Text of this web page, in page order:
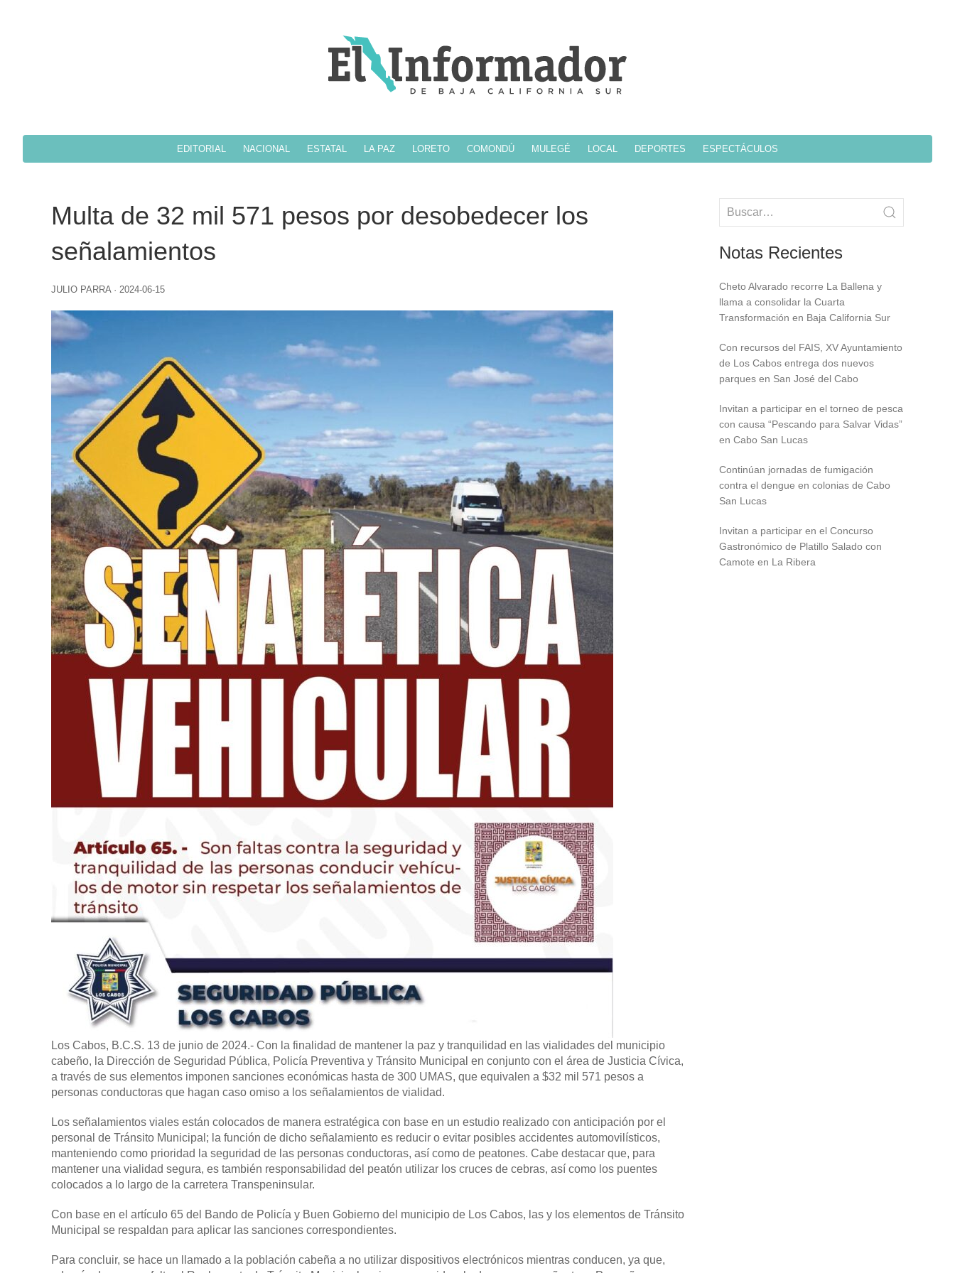
EDITORIAL NACIONAL ESTATAL LA PAZ LORETO COMONDÚ MULEGÉ LOCAL DEPORTES ESPECTÁCULOS
Multa de 32 mil 571 pesos por desobedecer los
señalamientos
JULIO PARRA · 2024-06-15
Los Cabos, B.C.S. 13 de junio de 2024.- Con la finalidad de mantener la paz y tranquilidad en las vialidades del municipio
cabeño, la Dirección de Seguridad Pública, Policía Preventiva y Tránsito Municipal en conjunto con el área de Justicia Cívica,
a través de sus elementos imponen sanciones económicas hasta de 300 UMAS, que equivalen a $32 mil 571 pesos a
personas conductoras que hagan caso omiso a los señalamientos de vialidad.
Los señalamientos viales están colocados de manera estratégica con base en un estudio realizado con anticipación por el
personal de Tránsito Municipal; la función de dicho señalamiento es reducir o evitar posibles accidentes automovilísticos,
manteniendo como prioridad la seguridad de las personas conductoras, así como de peatones. Cabe destacar que, para
mantener una vialidad segura, es también responsabilidad del peatón utilizar los cruces de cebras, así como los puentes
colocados a lo largo de la carretera Transpeninsular.
Con base en el artículo 65 del Bando de Policía y Buen Gobierno del municipio de Los Cabos, las y los elementos de Tránsito
Municipal se respaldan para aplicar las sanciones correspondientes.
Para concluir, se hace un llamado a la población cabeña a no utilizar dispositivos electrónicos mientras conducen, ya que,
Notas Recientes
Cheto Alvarado recorre La Ballena y
llama a consolidar la Cuarta
Transformación en Baja California Sur
Con recursos del FAIS, XV Ayuntamiento
de Los Cabos entrega dos nuevos
parques en San José del Cabo
Invitan a participar en el torneo de pesca
con causa “Pescando para Salvar Vidas”
en Cabo San Lucas
Continúan jornadas de fumigación
contra el dengue en colonias de Cabo
San Lucas
Invitan a participar en el Concurso
Gastronómico de Platillo Salado con
Camote en La Ribera